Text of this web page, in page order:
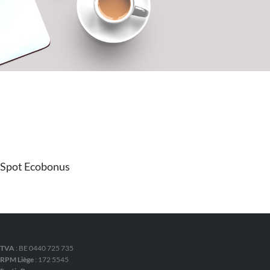
Spot Ecobonus
TVA: BE 0440 725 735
RPM Liège: 172 5545